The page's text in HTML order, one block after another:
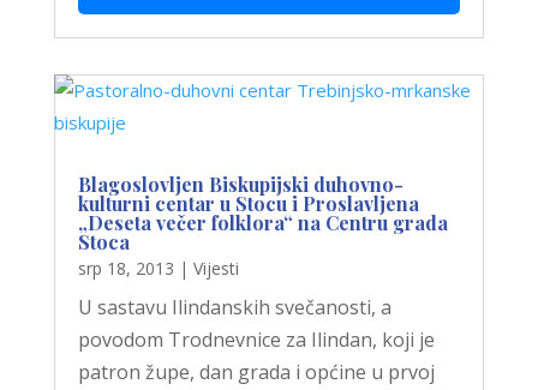
Blagoslovljen Biskupijski duhovno-
kulturni centar u Stocu i Proslavljena
„Deseta večer folklora“ na Centru grada
Stoca
srp 18, 2013 | Vijesti
U sastavu Ilindanskih svečanosti, a
povodom Trodnevnice za Ilindan, koji je
patron župe, dan grada i općine u prvoj